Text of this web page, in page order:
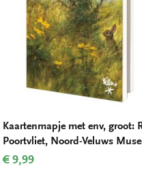
Kaartenmapje met env, groot:
Poortvliet, Noord-Veluws
€ 9,99